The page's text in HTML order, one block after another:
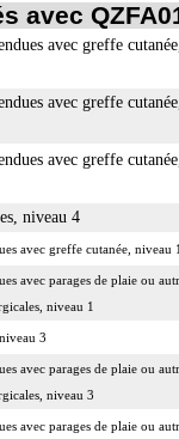
avec
avec greffe
avec greffe
avec greffe
niveau 4
avec greffe cutanée, niveau 1
avec parages de plaie ou
niveau 1
3
avec parages de plaie ou
niveau 3
avec parages de plaie ou